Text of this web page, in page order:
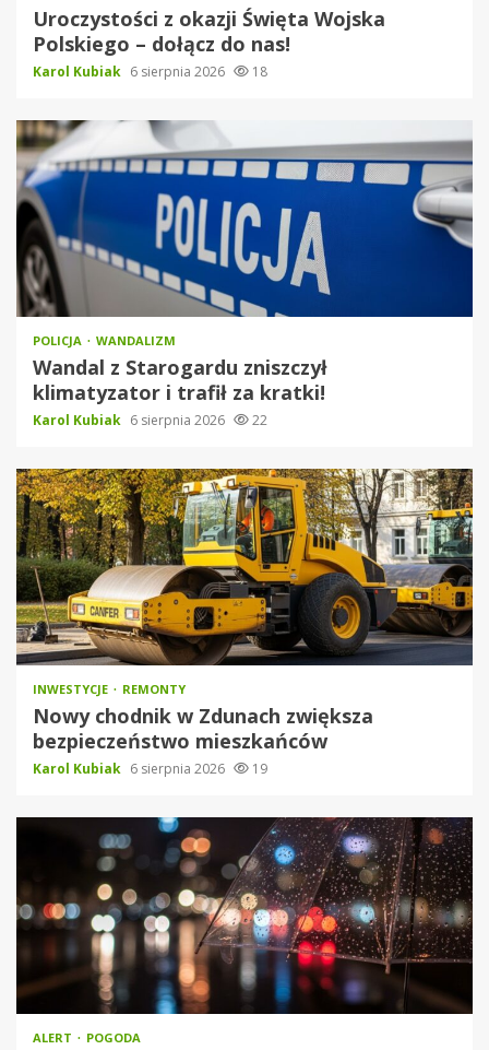
Uroczystości z okazji Święta Wojska
Polskiego – dołącz do nas!
Karol Kubiak 6 sierpnia 2026 18
POLICJA WANDALIZM
Wandal z Starogardu zniszczył
klimatyzator i trafił za kratki!
Karol Kubiak 6 sierpnia 2026 22
INWESTYCJE REMONTY
Nowy chodnik w Zdunach zwiększa
bezpieczeństwo mieszkańców
Karol Kubiak 6 sierpnia 2026 19
ALERT POGODA